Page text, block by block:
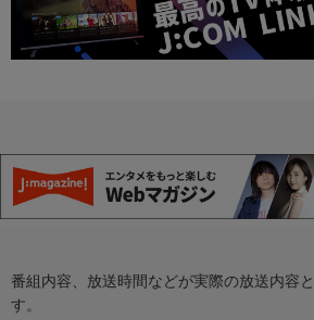
番組内容、放送時間などが実際の放送内容
す。